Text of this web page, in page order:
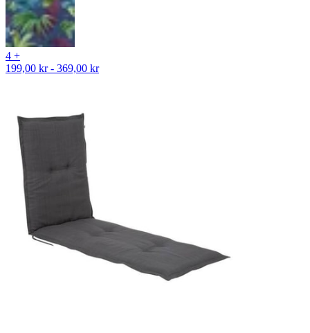
4 +
199,00 kr - 369,00 kr